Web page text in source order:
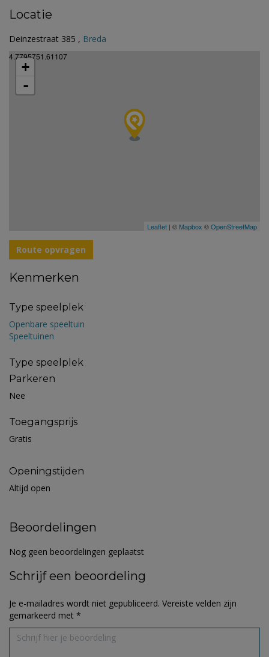
Locatie
Deinzestraat 385 , Breda
4.7795751.61107
+
-
Leaflet | © Mapbox ©OpenStreetMap
Route opvragen
Kenmerken
Type speelplek
Openbare speeltuin
Speeltuinen
Type speelplek
Parkeren
Nee
Toegangsprijs
Gratis
Openingstijden
Altijd open
Beoordelingen
Nog geen beoordelingen geplaatst
Schrijf een beoordeling
Je e-mailadres wordt niet gepubliceerd. Vereiste velden zijn
gemarkeerd met *